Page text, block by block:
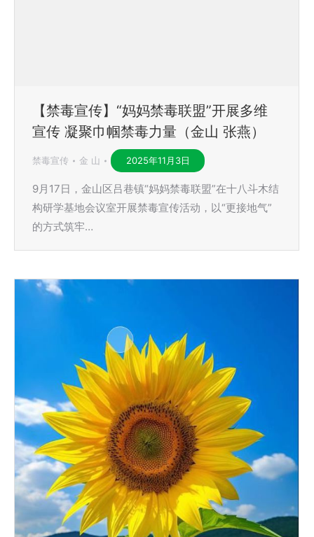
【禁毒宣传】“妈妈禁毒联盟”开展多维
宣传 凝聚巾帼禁毒力量（金山 张燕）
禁毒宣传 金 山 2025年11月3日
9月17日，金山区吕巷镇“妈妈禁毒联盟”在十八斗木结
构研学基地会议室开展禁毒宣传活动，以“更接地气”
的方式筑牢…